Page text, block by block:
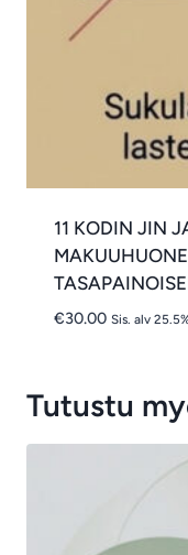
11 KODIN JIN
€30.00 Sis. alv
Tutustu